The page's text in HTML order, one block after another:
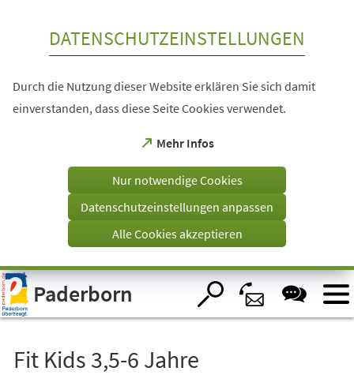
Visuelle
Assistenzsoftware
öffnen.
DATENSCHUTZEINSTELLUNGEN
Durch die Nutzung dieser Website erklären Sie sich damit
einverstanden, dass diese Seite Cookies verwendet.
Mehr Infos
(Öffnet
einem
Tab)
Nur notwendige Cookies
Datenschutzeinstellungen anpassen
Alle Cookies akzeptieren
Paderborn
Fit Kids 3,5-6 Jahre